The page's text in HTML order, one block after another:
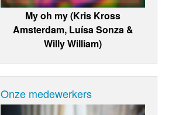
My oh my (Kris Kross
Amsterdam, Luísa Sonza &
Willy William)
Onze medewerkers